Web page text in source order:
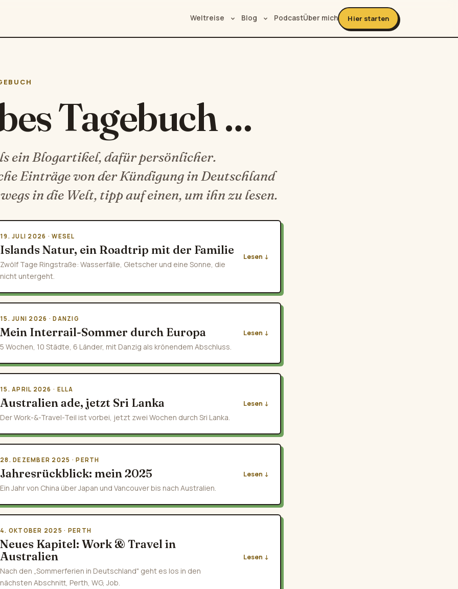
Weltreise Blog PodcastÜber mich Hier starten
Tagebuch …
ein Blogartikel, dafür persönlicher.
Einträge von der Kündigung in Deutschland
in die Welt, tipp auf einen, um ihn zu lesen.
19. JULI 2026 · WESEL
Islands Natur, ein Roadtrip mit der Familie
Zwölf Tage Ringstraße: Wasserfälle, Gletscher und eine Sonne, die
nicht untergeht.
Lesen
15. JUNI 2026 · DANZIG
Mein Interrail-Sommer durch Europa
5 Wochen, 10 Städte, 6 Länder, mit Danzig als krönendem Abschluss.
Lesen
15. APRIL 2026 · ELLA
Australien ade, jetzt Sri Lanka
Der Work-&-Travel-Teil ist vorbei, jetzt zwei Wochen durch Sri Lanka.
Lesen
28. DEZEMBER 2025 · PERTH
Jahresrückblick: mein 2025
Ein Jahr von China über Japan und Vancouver bis nach Australien.
Lesen
4. OKTOBER 2025 · PERTH
Neues Kapitel: Work & Travel in
Australien
Nach den „Sommerferien in Deutschland" geht es los in den
nächsten Abschnitt, Perth, WG, Job.
Lesen